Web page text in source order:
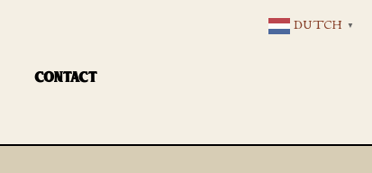
CONTACT
DUTCH ▼